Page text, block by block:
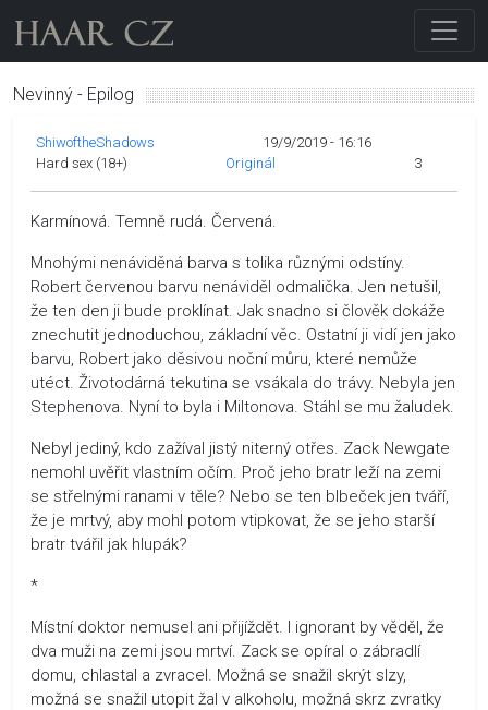
Nevinný - Epilog
ShiwoftheShadows
19/9/2019 - 16:16
Hard sex (18+)
Originál 3
Karmínová. Temně rudá. Červená.
Mnohými nenáviděná barva s tolika různými odstíny.
Robert červenou barvu nenáviděl odmalička. Jen netušil,
že ten den ji bude proklínat. Jak snadno si člověk dokáže
znechutit jednoduchou, základní věc. Ostatní ji vidí jen jako
barvu, Robert jako děsivou noční můru, které nemůže
utéct. Životodárná tekutina se vsákala do trávy. Nebyla jen
Stephenova. Nyní to byla i Miltonova. Stáhl se mu žaludek.
Nebyl jediný, kdo zažíval jistý niterný otřes. Zack Newgate
nemohl uvěřit vlastním očím. Proč jeho bratr leží na zemi
se střelnými ranami v těle? Nebo se ten blbeček jen tváří,
že je mrtvý, aby mohl potom vtipkovat, že se jeho starší
bratr tvářil jak hlupák?
*
Místní doktor nemusel ani přijíždět. I ignorant by věděl, že
dva muži na zemi jsou mrtví. Zack se opíral o zábradlí
domu, chlastal a zvracel. Možná se snažil skrýt slzy,
možná se snažil utopit žal v alkoholu, možná skrz zvratky